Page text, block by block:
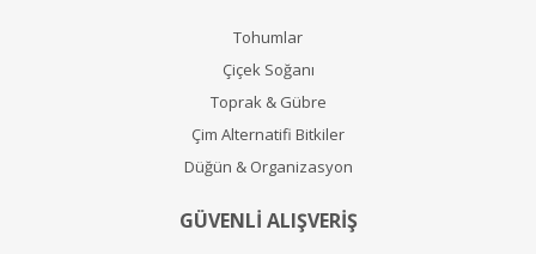
Tohumlar
Çiçek Soğanı
Toprak & Gübre
Çim Alternatifi Bitkiler
Düğün & Organizasyon
GÜVENLİ ALIŞVERİŞ